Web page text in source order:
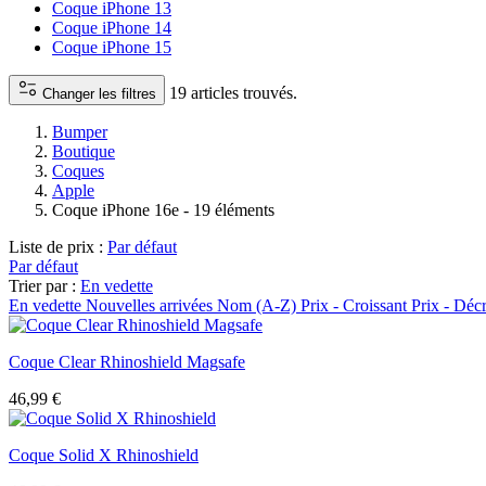
Coque iPhone 13
Coque iPhone 14
Coque iPhone 15
Changer les filtres 19 articles trouvés.
Bumper
Boutique
Coques
Apple
Coque iPhone 16e - 19 éléments
Liste de prix : Par défaut
Par défaut
Trier par : En vedette
En vedette Nouvelles arrivées Nom (A-Z) Prix - Croissant Prix -
Coque Clear Rhinoshield Magsafe
46,99 €
Coque Solid X Rhinoshield